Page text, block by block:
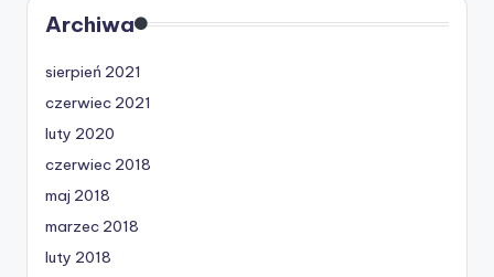
Archiwa
sierpień 2021
czerwiec 2021
luty 2020
czerwiec 2018
maj 2018
marzec 2018
luty 2018